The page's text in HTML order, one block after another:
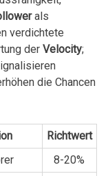
als
verdichtete
der Velocity;
die ⁤Chancen
Richtwert
8-20%